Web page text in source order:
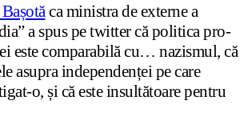
ca ministra de externe a
a spus pe twitter că politica pro-
este comparabilă cu… nazismul, că
asupra independenței pe care
o, și că este insultătoare pentru